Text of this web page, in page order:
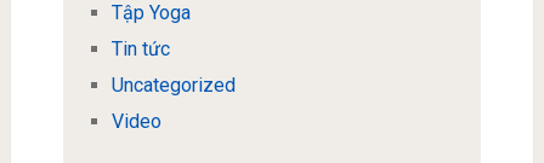
Tập Yoga
Tin tức
Uncategorized
Video